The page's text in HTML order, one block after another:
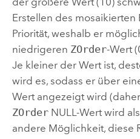
Erstellen des
Priorität, weshalb er
niedrigeren ZOrder-Wert
Je kleiner der Wert ist,
wird es, sodass er über
Wert angezeigt wird
ZOrderNULL-Wert wird
andere Möglichkeit, diese